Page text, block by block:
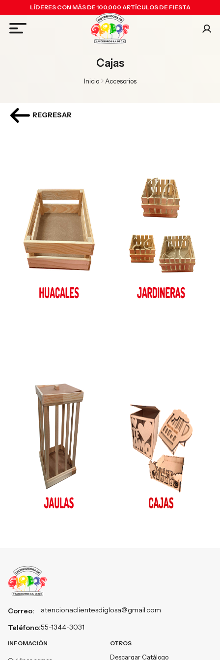
LÍDERES CON MÁS DE 100,000 ARTÍCULOS DE FIESTA
Cajas
Inicio Accesorios
REGRESAR
Correo:
Teléfono:
atencionaclientesdiglosa@gmail.com
55-1344-3031
INFOMACIÓN OTROS
Descargar Catálogo